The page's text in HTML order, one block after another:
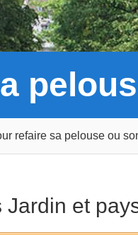
refaire sa pelouse ou
Jardin et